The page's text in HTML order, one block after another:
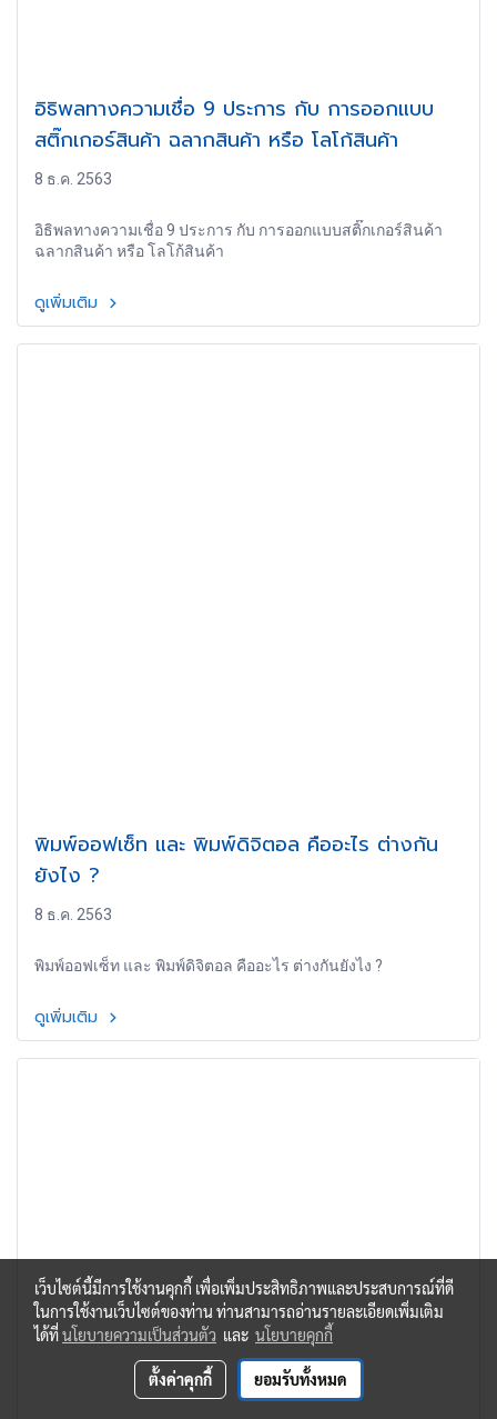
อิธิพลทางความเชื่อ 9 ประการ กับ การออกแบบ
สติ๊กเกอร์สินค้า ฉลากสินค้า หรือ โลโก้สินค้า
8 ธ.ค. 2563
อิธิพลทางความเชื่อ 9 ประการ กับ การออกแบบสติ๊กเกอร์สินค้า
ฉลากสินค้า หรือ โลโก้สินค้า
ดูเพิ่มเติม
พิมพ์ออฟเซ็ท และ พิมพ์ดิจิตอล คืออะไร ต่างกัน
ยังไง ?
8 ธ.ค. 2563
พิมพ์ออฟเซ็ท และ พิมพ์ดิจิตอล คืออะไร ต่างกันยังไง ?
ดูเพิ่มเติม
เว็บไซต์นี้มีการใช้งานคุกกี้ เพื่อเพิ่มประสิทธิภาพและประสบการณ์ที่ดี
ในการใช้งานเว็บไซต์ของท่าน ท่านสามารถอ่านรายละเอียดเพิ่มเติม
ได้ที่นโยบายความเป็นส่วนตัว และ นโยบายคุกกี้
ตั้งค่าคุกกี้ ยอมรับทั้งหมด